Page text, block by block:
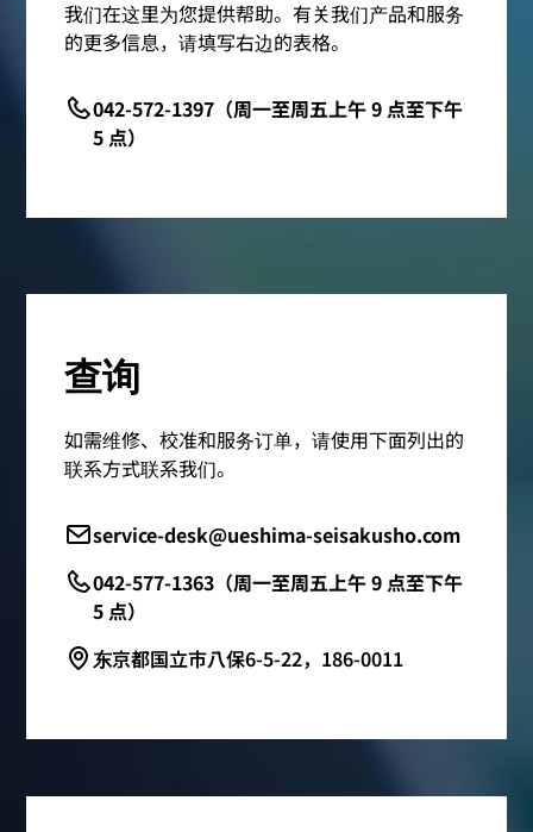
我们在这里为您提供帮助。有关我们产品和服务
的更多信息，请填写右边的表格。
042-572-1397（周一至周五上午 9 点至下午
5 点）
查询
如需维修、校准和服务订单，请使用下面列出的
联系方式联系我们。
service-desk@ueshima-seisakusho.com
042-577-1363（周一至周五上午 9 点至下午
5 点）
东京都国立市八保6-5-22，186-0011